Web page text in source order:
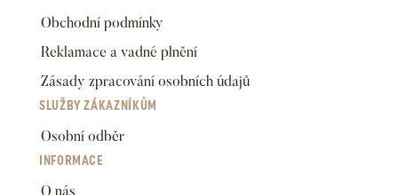
Obchodní podmínky
Reklamace a vadné plnění
Zásady zpracování osobních údajů
SLUŽBY ZÁKAZNÍKŮM
Osobní odběr
INFORMACE
O nás